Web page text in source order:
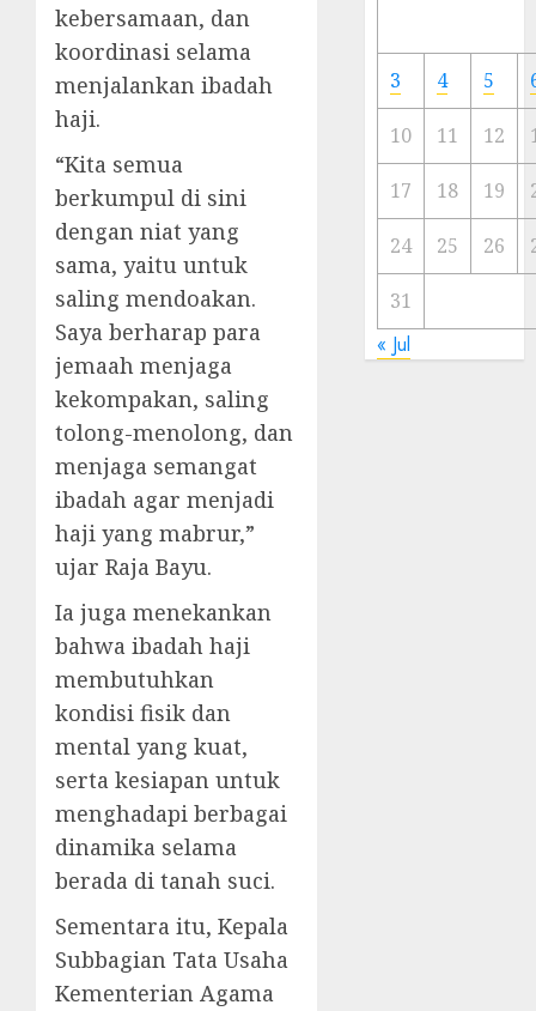
kebersamaan, dan
koordinasi selama
menjalankan ibadah
haji.
“Kita semua
berkumpul di sini
dengan niat yang
sama, yaitu untuk
saling mendoakan.
Saya berharap para
jemaah menjaga
kekompakan, saling
tolong-menolong, dan
menjaga semangat
ibadah agar menjadi
haji yang mabrur,”
ujar Raja Bayu.
Ia juga menekankan
bahwa ibadah haji
membutuhkan
kondisi fisik dan
mental yang kuat,
serta kesiapan untuk
menghadapi berbagai
dinamika selama
berada di tanah suci.
Sementara itu, Kepala
Subbagian Tata Usaha
Kementerian Agama
Ibu
Kota
23/11/
3 4 5
10 11 12
17 18 19
24 25 26
31
« Jul